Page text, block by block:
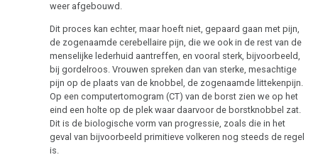
weer afgebouwd.
Dit proces kan echter, maar hoeft niet, gepaard gaan met pijn,
de zogenaamde cerebellaire pijn, die we ook in de rest van de
menselijke lederhuid aantreffen, en vooral sterk, bijvoorbeeld,
bij gordelroos. Vrouwen spreken dan van sterke, mesachtige
pijn op de plaats van de knobbel, de zogenaamde littekenpijn.
Op een computertomogram (CT) van de borst zien we op het
eind een holte op de plek waar daarvoor de borstknobbel zat.
Dit is de biologische vorm van progressie, zoals die in het
geval van bijvoorbeeld primitieve volkeren nog steeds de regel
is.